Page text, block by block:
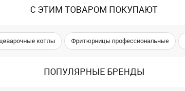
С ЭТИМ ТОВАРОМ ПОКУПАЮТ
котлы Фритюрницы профессиональные
ПОПУЛЯРНЫЕ БРЕНДЫ